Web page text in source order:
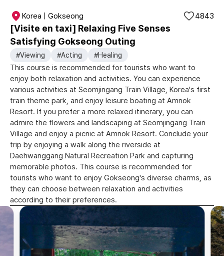
Korea | Gokseong
[Visite en taxi] Relaxing Five Senses
Satisfying Gokseong Outing
4843
#Viewing #Acting #Healing
This course is recommended for tourists who want to
enjoy both relaxation and activities. You can experience
various activities at Seomjingang Train Village, Korea's first
train theme park, and enjoy leisure boating at Amnok
Resort. If you prefer a more relaxed itinerary, you can
admire the flowers and landscaping at Seomjingang Train
Village and enjoy a picnic at Amnok Resort. Conclude your
trip by enjoying a walk along the riverside at
Daehwanggang Natural Recreation Park and capturing
memorable photos. This course is recommended for
tourists who want to enjoy Gokseong's diverse charms, as
they can choose between relaxation and activities
according to their preferences.